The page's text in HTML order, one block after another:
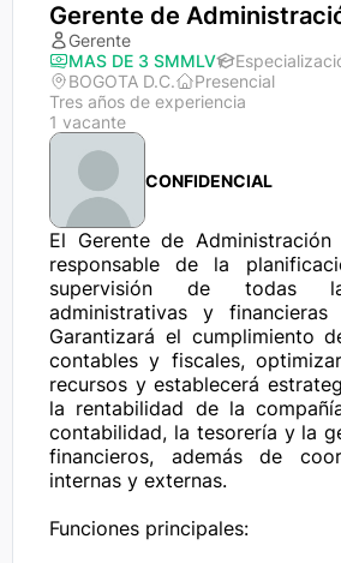
Gerente de
Gerente
MAS DE 3 SMMLV
BOGOTA D.C.
Presencial
Tres años de experiencia
1 vacante
CONFIDENCIAL
El Gerente de
responsable de la
supervisión de todas
administrativas y
Garantizará el cumplimiento
contables y fiscales,
recursos y establecerá
la rentabilidad de la
contabilidad, la tesorería y la
financieros, además de
internas y externas.
Funciones principales: